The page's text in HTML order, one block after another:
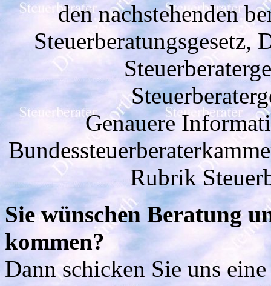
den nachstehenden
Steuerberatungsgesetz,
Genauere
Rubrik
Sie wünschen Beratung
kommen?
Dann schicken Sie uns